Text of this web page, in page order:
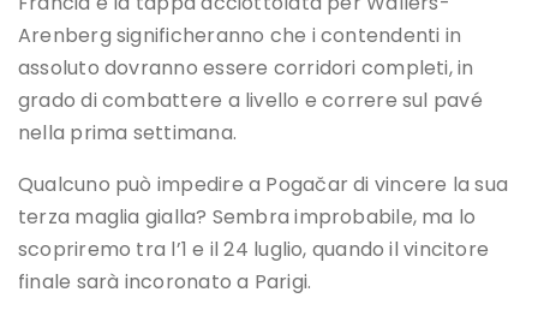
Arenberg significheranno che i contendenti in
assoluto dovranno essere corridori completi, in
grado di combattere a livello e correre sul pavé
nella prima settimana.
Qualcuno può impedire a Pogačar di vincere la sua
terza maglia gialla? Sembra improbabile, ma lo
scopriremo tra l’1 e il 24 luglio, quando il vincitore
finale sarà incoronato a Parigi.